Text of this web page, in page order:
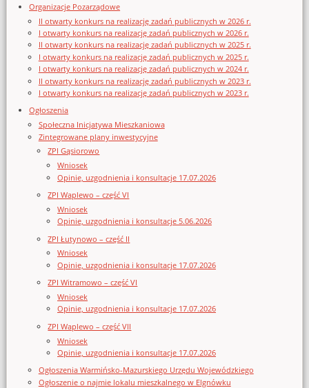
Organizacje Pozarządowe
II otwarty konkurs na realizację zadań publicznych w 2026 r.
I otwarty konkurs na realizację zadań publicznych w 2026 r.
II otwarty konkurs na realizację zadań publicznych w 2025 r.
I otwarty konkurs na realizację zadań publicznych w 2025 r.
I otwarty konkurs na realizację zadań publicznych w 2024 r.
II otwarty konkurs na realizację zadań publicznych w 2023 r.
I otwarty konkurs na realizację zadań publicznych w 2023 r.
Ogłoszenia
Społeczna Inicjatywa Mieszkaniowa
Zintegrowane plany inwestycyjne
ZPI Gąsiorowo
Wniosek
Opinie, uzgodnienia i konsultacje 17.07.2026
ZPI Waplewo – część VI
Wniosek
Opinie, uzgodnienia i konsultacje 5.06.2026
ZPI Łutynowo – część II
Wniosek
Opinie, uzgodnienia i konsultacje 17.07.2026
ZPI Witramowo – część VI
Wniosek
Opinie, uzgodnienia i konsultacje 17.07.2026
ZPI Waplewo – część VII
Wniosek
Opinie, uzgodnienia i konsultacje 17.07.2026
Ogłoszenia Warmińsko-Mazurskiego Urzędu Wojewódzkiego
Ogłoszenie o najmie lokalu mieszkalnego w Elgnówku